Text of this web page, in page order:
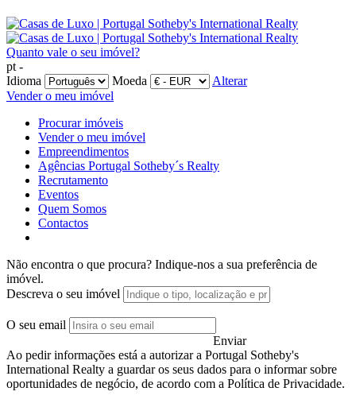
Quanto vale o seu imóvel?
pt -
Idioma
Moeda
Alterar
Vender o meu imóvel
Procurar imóveis
Vender o meu imóvel
Empreendimentos
Agências Portugal Sotheby´s Realty
Recrutamento
Eventos
Quem Somos
Contactos
Não encontra o que procura? Indique-nos a sua preferência de
imóvel.
Descreva o seu imóvel
O seu email
Enviar
Ao pedir informações está a autorizar a Portugal Sotheby's
International Realty a guardar os seus dados para o informar sobre
oportunidades de negócio, de acordo com a Política de Privacidade.